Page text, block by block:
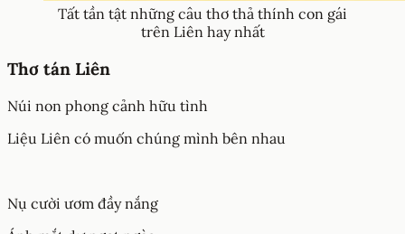
Tất tần tật những câu thơ thả thính con gái
trên Liên hay nhất
Thơ tán Liên
Núi non phong cảnh hữu tình
Liệu Liên có muốn chúng mình bên nhau
Nụ cười ươm đầy nắng